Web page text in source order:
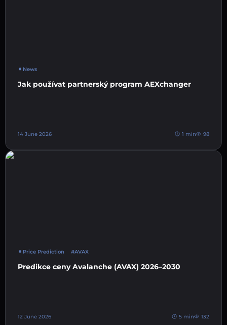
News
Jak používat partnerský program AEXchanger
14 June 2026 1 min 98
Price Prediction #AVAX
Predikce ceny Avalanche (AVAX) 2026–2030
12 June 2026 5 min 132